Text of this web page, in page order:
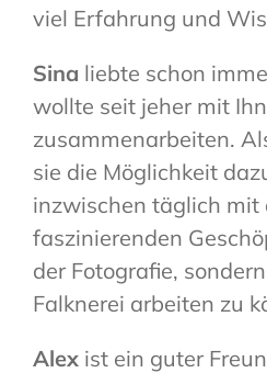
viel Erfahrung und
Sina liebte schon
wollte seit jeher mit
zusammenarbeiten.
sie die Möglichkeit
inzwischen täglich mit
faszinierenden
der Fotografie,
Falknerei arbeiten zu
Alexist ein guter